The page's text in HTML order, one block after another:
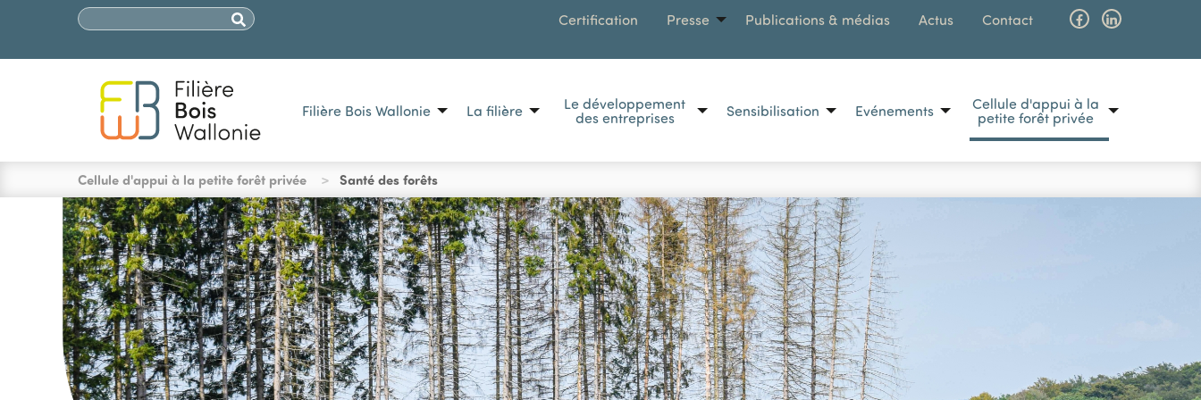
Aller au contenu principal
Filière Bois Wallonie La filière
Le développement
des entreprises
Sensibilisation Evénements
Cellule d'appui à la
petite forêt privée
Chercher Certification Presse Publications & médias Actus Contact FacebookLinkedin
You are here
Cellule d'appui à la petite forêt privée Santé des forêts